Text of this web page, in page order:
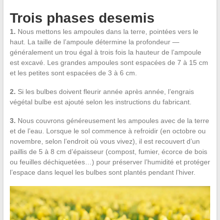
Trois phases desemis
1. Nous mettons les ampoules dans la terre, pointées vers le
haut. La taille de l’ampoule détermine la profondeur —
généralement un trou égal à trois fois la hauteur de l’ampoule
est excavé. Les grandes ampoules sont espacées de 7 à 15 cm
et les petites sont espacées de 3 à 6 cm.
2. Si les bulbes doivent fleurir année après année, l’engrais
végétal bulbe est ajouté selon les instructions du fabricant.
3. Nous couvrons généreusement les ampoules avec de la terre
et de l’eau. Lorsque le sol commence à refroidir (en octobre ou
novembre, selon l’endroit où vous vivez), il est recouvert d’un
paillis de 5 à 8 cm d’épaisseur (compost, fumier, écorce de bois
ou feuilles déchiquetées…) pour préserver l’humidité et protéger
l’espace dans lequel les bulbes sont plantés pendant l’hiver.